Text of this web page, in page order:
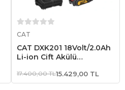
CAT
CAT DXK201 18Volt/2.0Ah
Li-ion Çift Akülü
Şarjlı Darbeli Matkap +
DX7030 + DA01903
17.400,00 TL15.429,00 TL